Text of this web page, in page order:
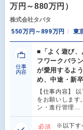
万円～880万円）
株式会社タバタ
550万円～899万円
東
仕事
内容
■「よく遊び、
フワークバラ
が愛用するよ
め、中途・新
【仕事内容】
をお願いします
ン・進行管理…
必須
※以下す